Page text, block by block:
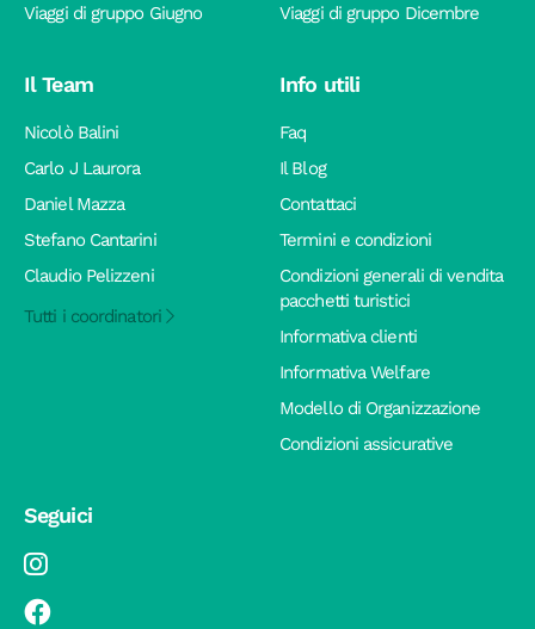
Viaggi di gruppo Giugno
Viaggi di gruppo Dicembre
Il Team
Nicolò Balini
Carlo J Laurora
Daniel Mazza
Stefano Cantarini
Claudio Pelizzeni
Tutti i coordinatori
Info utili
Faq
Il Blog
Contattaci
Termini e condizioni
Condizioni generali di vendita
pacchetti turistici
Informativa clienti
Informativa Welfare
Modello di Organizzazione
Condizioni assicurative
Seguici